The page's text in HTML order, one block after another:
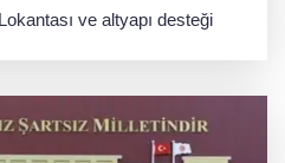
ve altyapı desteği